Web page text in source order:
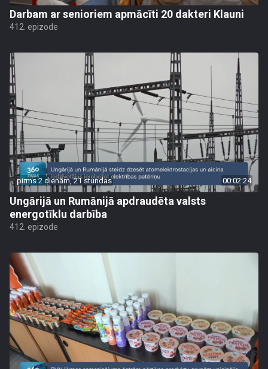
Darbam ar senioriem apmācīti 20 dakteri Klauni
412. epizode
pirms 2 dienām, 21 stundas 00:02:24
Ungārijā un Rumānijā apdraudēta valsts
energotīklu darbība
412. epizode